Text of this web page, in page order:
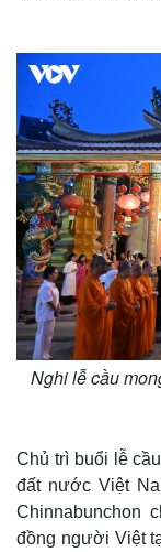
Nghi lễ cầu
Chủ trì buổi lễ
đất nước Việt
Chinnabunchon
đồng người Việt